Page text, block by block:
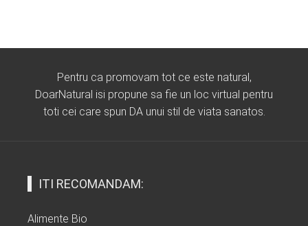
Pentru ca promovam tot ce este natural,
DoarNatural isi propune sa fie un loc virtual pentru
toti cei care spun DA unui stil de viata sanatos.
ITI RECOMANDAM:
Alimente Bio